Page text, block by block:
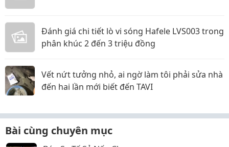
Đánh giá chi tiết lò vi sóng Hafele LVS003 trong
phân khúc 2 đến 3 triệu đồng
Vết nứt tưởng nhỏ, ai ngờ làm tôi phải sửa nhà
đến hai lần mới biết đến TAVI
Bài cùng chuyên mục